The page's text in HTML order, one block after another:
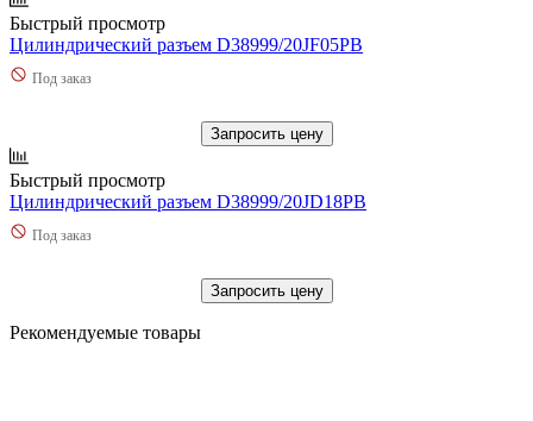
Быстрый просмотр
Цилиндрический разъем D38999/20JF05PB
Под заказ
Запросить цену
Быстрый просмотр
Цилиндрический разъем D38999/20JD18PB
Под заказ
Запросить цену
Рекомендуемые товары